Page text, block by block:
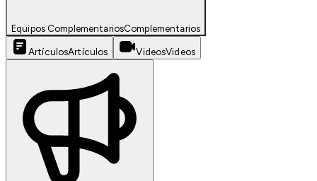
Equipos ComplementariosComplementarios
ArtículosArtículos VideosVideos